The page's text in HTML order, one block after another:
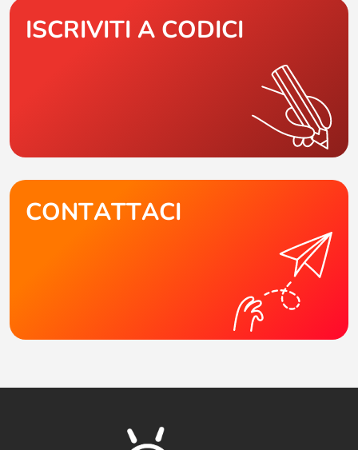
ISCRIVITI A CODICI
CONTATTACI